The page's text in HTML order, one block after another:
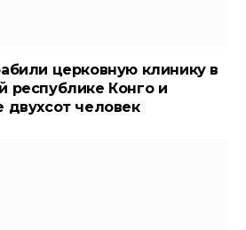
церковную клинику в
республике Конго и
человек